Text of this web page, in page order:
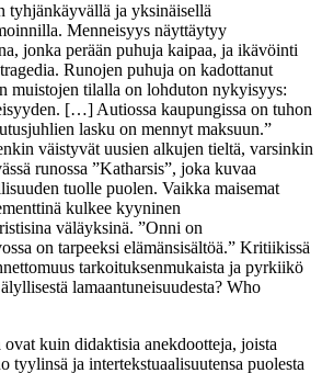
tyhjänkäyvällä ja yksinäisellä
Menneisyys näyttäytyy
jonka perään puhuja kaipaa, ja ikävöinti
Runojen puhuja on kadottanut
muistojen tilalla on lohduton nykyisyys:
[…] Autiossa kaupungissa on tuhon
lasku on mennyt maksuun.”
väistyvät uusien alkujen tieltä, varsinkin
runossa ”Katharsis”, joka kuvaa
tuolle puolen. Vaikka maisemat
kulkee kyyninen
väläyksinä. ”Onni on
on tarpeeksi elämänsisältöä.” Kritiikissä
tarkoituksenmukaista ja pyrkiikö
lamaantuneisuudesta? Who
kuin didaktisia anekdootteja, joista
tyylinsä ja intertekstuaalisuutensa puolesta